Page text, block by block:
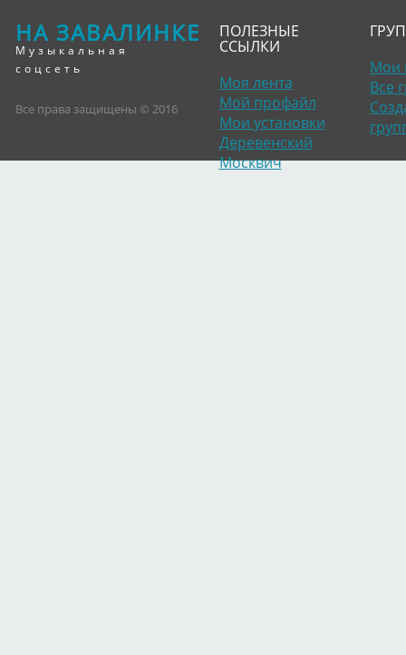
НА ЗАВАЛИНКЕ
Музыкальная
соцсеть
Все права защищены © 2016
ПОЛЕЗНЫЕ
ССЫЛКИ
Моя лента
Мой профайл
Мои установки
Деревенский
Москвич
Мои
Все